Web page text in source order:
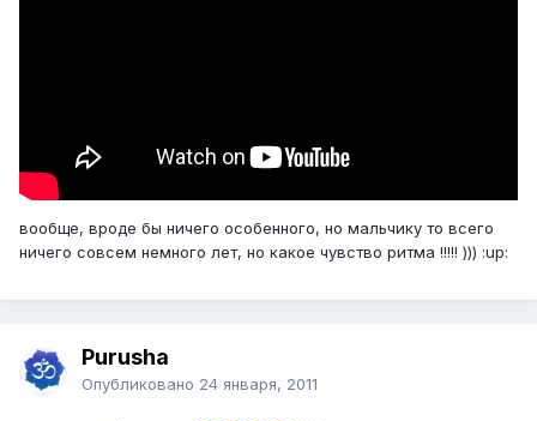
вообще, вроде бы ничего особенного, но мальчику то всего
ничего совсем немного лет, но какое чувство ритма !!!!! ))) :up:
Purusha
Опубликовано 24 января, 2011